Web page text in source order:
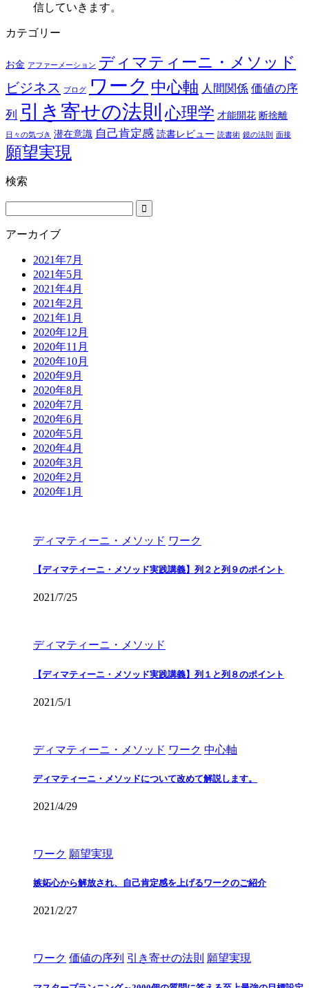
信していきます。
カテゴリー
お金 アファーメーション ディマティーニ・メソッド
ビジネス ブログ ワーク 中心軸 人間関係 価値の序
列 引き寄せの法則 心理学 才能開花 断捨離
日々の気づき 潜在意識 自己肯定感 読書レビュー 読書術 鏡の法則 面接
願望実現
検索
アーカイブ
2021年7月
2021年5月
2021年4月
2021年2月
2021年1月
2020年12月
2020年11月
2020年10月
2020年9月
2020年8月
2020年7月
2020年6月
2020年5月
2020年4月
2020年3月
2020年2月
2020年1月
ディマティーニ・メソッド ワーク
【ディマティーニ・メソッド実践講義】列２と列９のポイント
2021/7/25
ディマティーニ・メソッド
【ディマティーニ・メソッド実践講義】列１と列８のポイント
2021/5/1
ディマティーニ・メソッド ワーク 中心軸
ディマティーニ・メソッドについて改めて解説します。
2021/4/29
ワーク 願望実現
嫉妬心から解放され、自己肯定感を上げるワークのご紹介
2021/2/27
ワーク 価値の序列 引き寄せの法則 願望実現